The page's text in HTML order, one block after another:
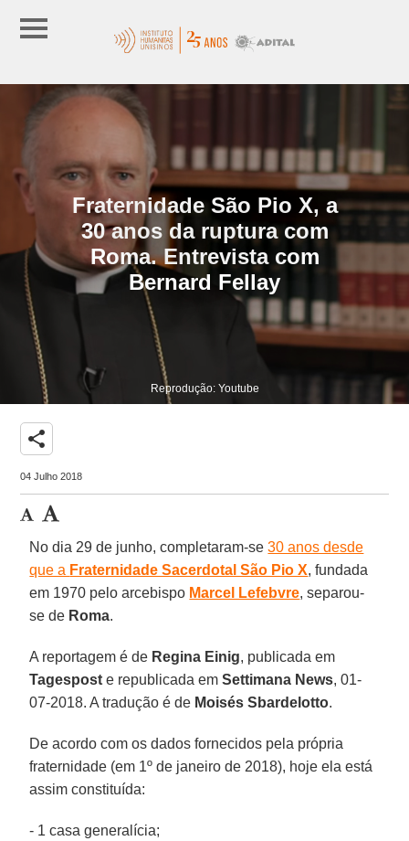
Fraternidade São Pio X, a
30 anos da ruptura com
Roma. Entrevista com
Bernard Fellay
Reprodução: Youtube
share
04 Julho 2018
No dia 29 de junho, completaram-se30 anos desde
que a Fraternidade Sacerdotal São Pio X, fundada
em 1970 pelo arcebispo Marcel Lefebvre, separou-
se de Roma.
A reportagem é de Regina Einig, publicada em
Tagespost e republicada emSettimana News, 01-
07-2018. A tradução é de Moisés Sbardelotto.
De acordo com os dados fornecidos pela própria
fraternidade (em 1º de janeiro de 2018), hoje ela está
assim constituída:
- 1 casa generalícia;